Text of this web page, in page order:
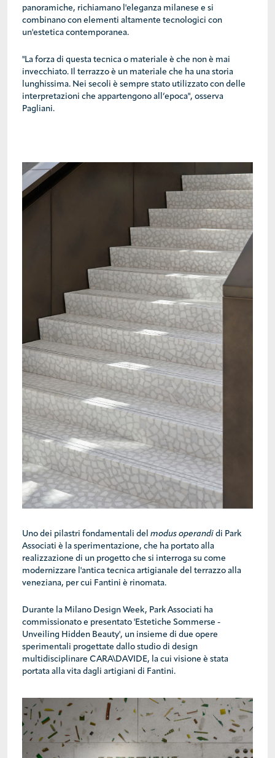
panoramiche, richiamano l'eleganza milanese e si
combinano con elementi altamente tecnologici con
un'estetica contemporanea.
"La forza di questa tecnica o materiale è che non è mai
invecchiato. Il terrazzo è un materiale che ha una storia
lunghissima. Nei secoli è sempre stato utilizzato con delle
interpretazioni che appartengono all’epoca", osserva
Pagliani.
Uno dei pilastri fondamentali del modus operandi di Park
Associati è la sperimentazione, che ha portato alla
realizzazione di un progetto che si interroga su come
modernizzare l'antica tecnica artigianale del terrazzo alla
veneziana, per cui Fantini è rinomata.
Durante la Milano Design Week, Park Associati ha
commissionato e presentato 'Estetiche Sommerse -
Unveiling Hidden Beauty', un insieme di due opere
sperimentali progettate dallo studio di design
multidisciplinare CARA\DAVIDE, la cui visione è stata
portata alla vita dagli artigiani di Fantini.